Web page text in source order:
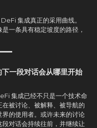
集成真正的采用曲线。
一条具有稳定坡度的路径，
一段对话会从哪里开始
集成已经不只是一个技术命
被讨论、被解释、被导航的
的使用者。或许未来的讨论
对话会持续往前，并继续让